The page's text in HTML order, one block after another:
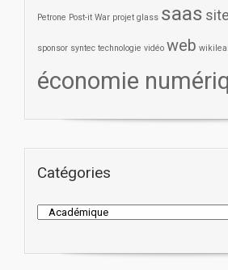
Petrone Post-it War projet glass saas
sponsor syntec technologie vidéo web
économie
Catégories